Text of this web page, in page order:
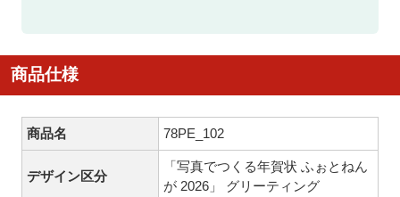
商品仕様
商品名 78PE_102
デザイン区分
「写真でつくる年賀状 ふぉとねん
が 2026」 グリーティング